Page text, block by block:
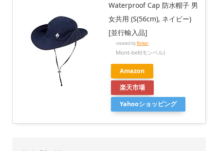
Waterproof Cap 防水帽子 男
女共用 (S(56cm), ネイビー)
[並行輸入品]
created byRinker
Mont-bell(モンベル)
Amazon
楽天市場
Yahooショッピング